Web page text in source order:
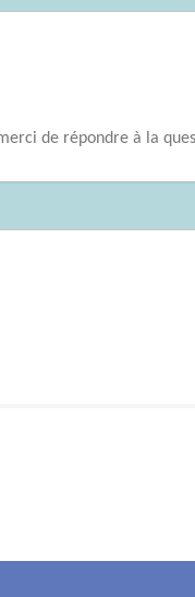
de répondre à la